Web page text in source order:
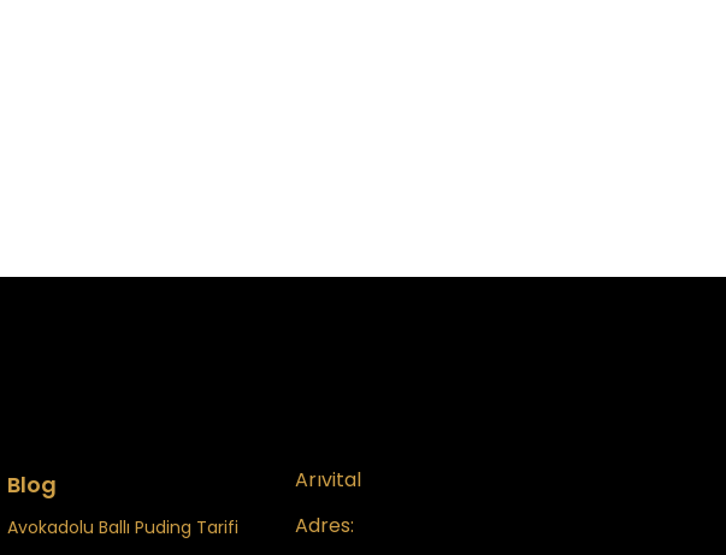
Blog
Avokadolu Ballı Puding Tarifi
Arıvital
Adres: